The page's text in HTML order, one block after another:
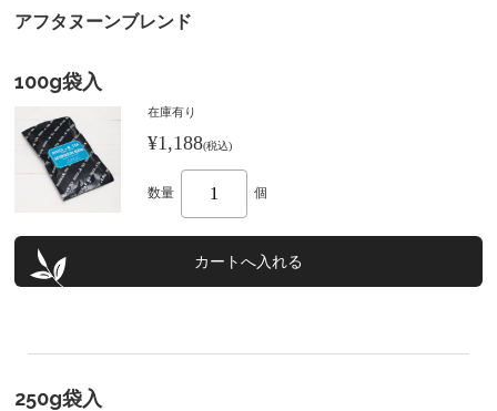
アフタヌーンブレンド
100g袋入
在庫有り
¥1,188(税込)
数量 個
250g袋入